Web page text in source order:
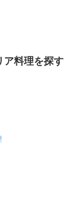
ア料理を探す